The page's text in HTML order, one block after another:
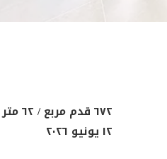
٦٧٢ قدم مربع / ٦٢ متر مربع
١٢ يونيو ٢٠٢٦